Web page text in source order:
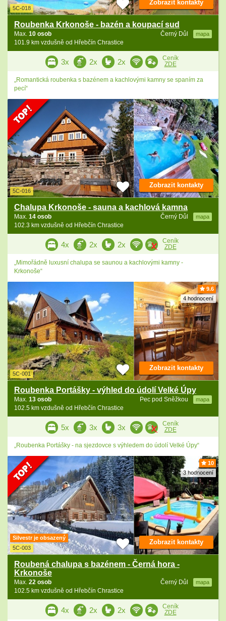
5C-018
Roubenka Krkonoše - bazén a koupací sud
Černý Důl mapa
Max. 10 osob
101.9 km vzdušně od Hřebčín Chrastice
Zobrazit kontakty
3x 2x 2x
Ceník
ZDE
„Romantická roubenka s bazénem a kachlovými kamny se spaním za
pecí“
5C-016
Chalupa Krkonoše - sauna a kachlová kamna
Černý Důl mapa
Max. 14 osob
102.3 km vzdušně od Hřebčín Chrastice
Zobrazit kontakty
4x 2x 2x
Ceník
ZDE
„Mimořádně luxusní chalupa se saunou a kachlovými kamny -
Krkonoše“
9.6
4 hodnocení
5C-001
Roubenka Portášky - výhled do údolí Velké Úpy
Pec pod Sněžkou mapa
Max. 13 osob
102.5 km vzdušně od Hřebčín Chrastice
Zobrazit kontakty
5x 3x 3x
Ceník
ZDE
„Roubenka Portášky - na sjezdovce s výhledem do údolí Velké Úpy“
10
3 hodnocení
Silvestr je obsazený
5C-003
Roubená chalupa s bazénem - Černá hora -
Krkonoše
Černý Důl mapa
Max. 22 osob
102.5 km vzdušně od Hřebčín Chrastice
Zobrazit kontakty
4x 2x 2x
Ceník
ZDE